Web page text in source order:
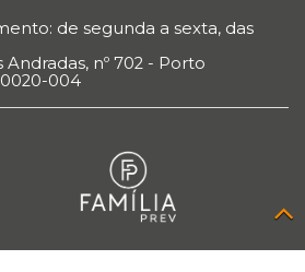
de segunda a sexta, das
nº 702 - Porto
004